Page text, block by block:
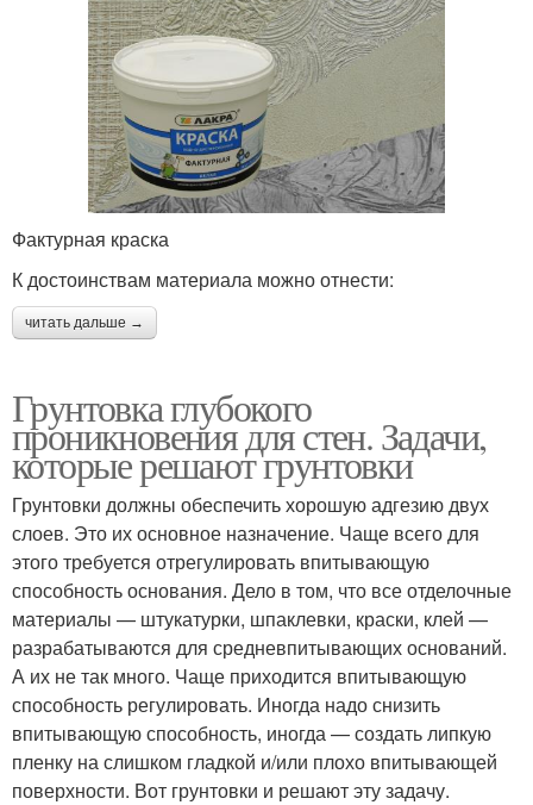
Фактурная краска
К достоинствам материала можно отнести:
читать дальше →
Грунтовка глубокого
проникновения для стен. Задачи,
которые решают грунтовки
Грунтовки должны обеспечить хорошую адгезию двух
слоев. Это их основное назначение. Чаще всего для
этого требуется отрегулировать впитывающую
способность основания. Дело в том, что все отделочные
материалы — штукатурки, шпаклевки, краски, клей —
разрабатываются для средневпитывающих оснований.
А их не так много. Чаще приходится впитывающую
способность регулировать. Иногда надо снизить
впитывающую способность, иногда — создать липкую
пленку на слишком гладкой и/или плохо впитывающей
поверхности. Вот грунтовки и решают эту задачу.